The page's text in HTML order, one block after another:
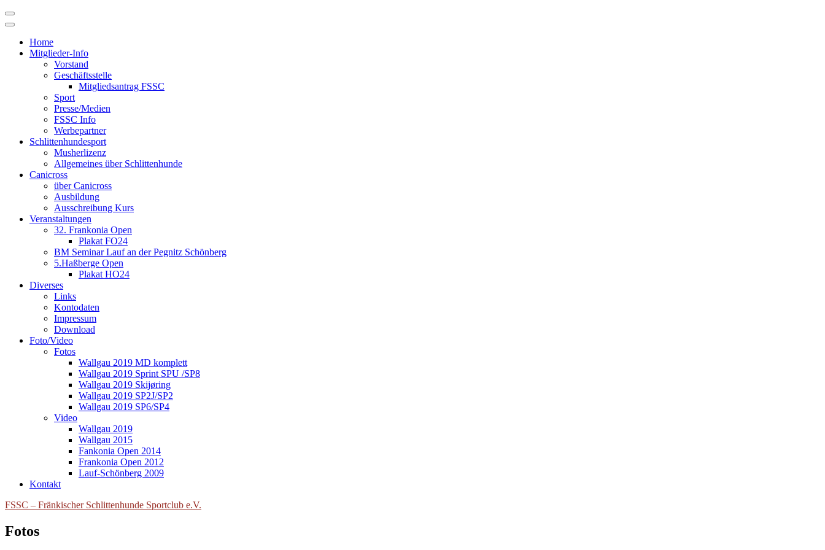
Skip
to
Home
Mitglieder-Info
Vorstand
Geschäftsstelle
Mitgliedsantrag FSSC
Sport
Presse/Medien
FSSC Info
Werbepartner
Schlittenhundesport
Musherlizenz
Allgemeines über Schlittenhunde
Canicross
über Canicross
Ausbildung
Ausschreibung Kurs
Veranstaltungen
32. Frankonia Open
Plakat FO24
BM Seminar Lauf an der Pegnitz Schönberg
5.Haßberge Open
Plakat HO24
Diverses
Links
Kontodaten
Impressum
Download
Foto/Video
Fotos
Wallgau 2019 MD komplett
Wallgau 2019 Sprint SPU /SP8
Wallgau 2019 Skijøring
Wallgau 2019 SP2J/SP2
Wallgau 2019 SP6/SP4
Video
Wallgau 2019
Wallgau 2015
Fankonia Open 2014
Frankonia Open 2012
Lauf-Schönberg 2009
Kontakt
FSSC – Fränkischer Schlittenhunde Sportclub e.V.
Fotos